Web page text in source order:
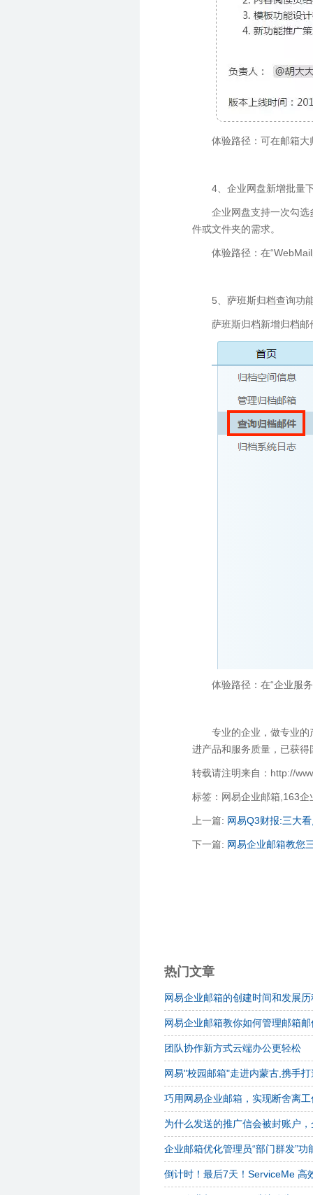
体验路径：可在邮箱大
4、企业网盘新增批量
企业网盘支持一次勾
件或文件夹的需求。
体验路径：在
5、萨班斯归档查
萨班斯归档新增归档邮
体验路径：在“企业服
专业的企业，做专业
进产品和服务质量，已获
转载请注明来自：http://
标签：网易企业邮箱,163
上一篇: 网易Q3财报:三大
下一篇: 网易企业邮箱教您
热门文章
网易企业邮箱的创建时间和发展历
网易企业邮箱教你如何管理邮箱
团队协作新方式云端办公更轻松
网易"校园邮箱"走进内蒙古,携手
巧用网易企业邮箱，实现断舍离工
为什么发送的推广信会被封账户
企业邮箱优化管理员“部门群发”功
倒计时！最后7天！ServiceMe 高